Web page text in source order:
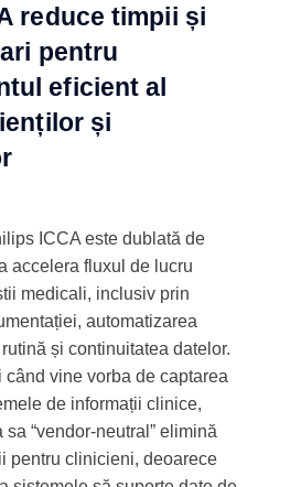
reduce timpii și
pentru
eficient al
și
ICCA este dublată de
accelera fluxul de lucru
medicali, inclusiv prin
automatizarea
și continuitatea datelor.
când vine vorba de captarea
de informații clinice,
“vendor-neutral” elimină
pentru clinicieni, deoarece